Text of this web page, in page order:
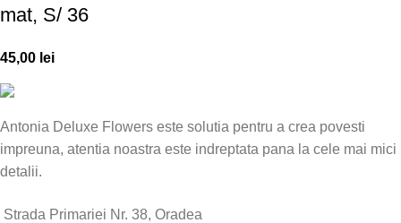
mat, S/ 36
45,00 lei
Antonia Deluxe Flowers este solutia pentru a crea povesti
impreuna, atentia noastra este indreptata pana la cele mai mici
detalii.
Strada Primariei Nr. 38, Oradea